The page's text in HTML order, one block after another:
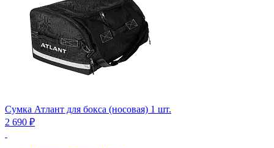
Сумка Атлант для бокса (носовая) 1 шт.
2 690 ₽